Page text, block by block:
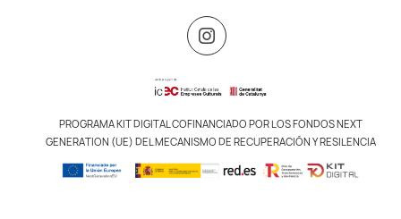
PROGRAMA KIT DIGITAL COFINANCIADO POR LOS FONDOS NEXT
GENERATION (UE) DEL MECANISMO DE RECUPERACIÓN Y RESILENCIA